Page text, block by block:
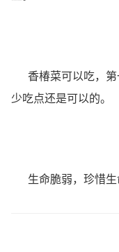
香椿菜可以吃，第
少吃点还是可以的。
生命脆弱，珍惜生